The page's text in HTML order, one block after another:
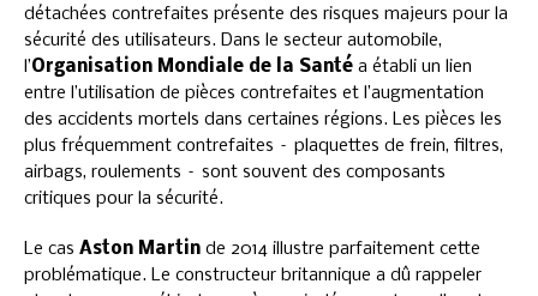
détachées contrefaites présente des risques majeurs pour la
sécurité des utilisateurs. Dans le secteur automobile,
l’Organisation Mondiale de la Santé a établi un lien
entre l’utilisation de pièces contrefaites et l’augmentation
des accidents mortels dans certaines régions. Les pièces les
plus fréquemment contrefaites – plaquettes de frein, filtres,
airbags, roulements – sont souvent des composants
critiques pour la sécurité.
Le cas Aston Martin de 2014 illustre parfaitement cette
problématique. Le constructeur britannique a dû rappeler